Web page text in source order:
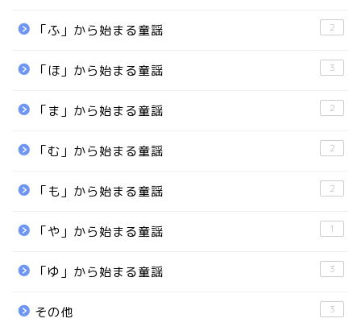
「ふ」から始まる童謡 2
「ほ」から始まる童謡 3
「ま」から始まる童謡 2
「む」から始まる童謡 2
「も」から始まる童謡 2
「や」から始まる童謡 1
「ゆ」から始まる童謡 3
その他 3